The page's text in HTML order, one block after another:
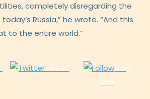
completely disregarding the
Russia,” he wrote. “And this
to the entire world.”
Tweet
Volg
ons